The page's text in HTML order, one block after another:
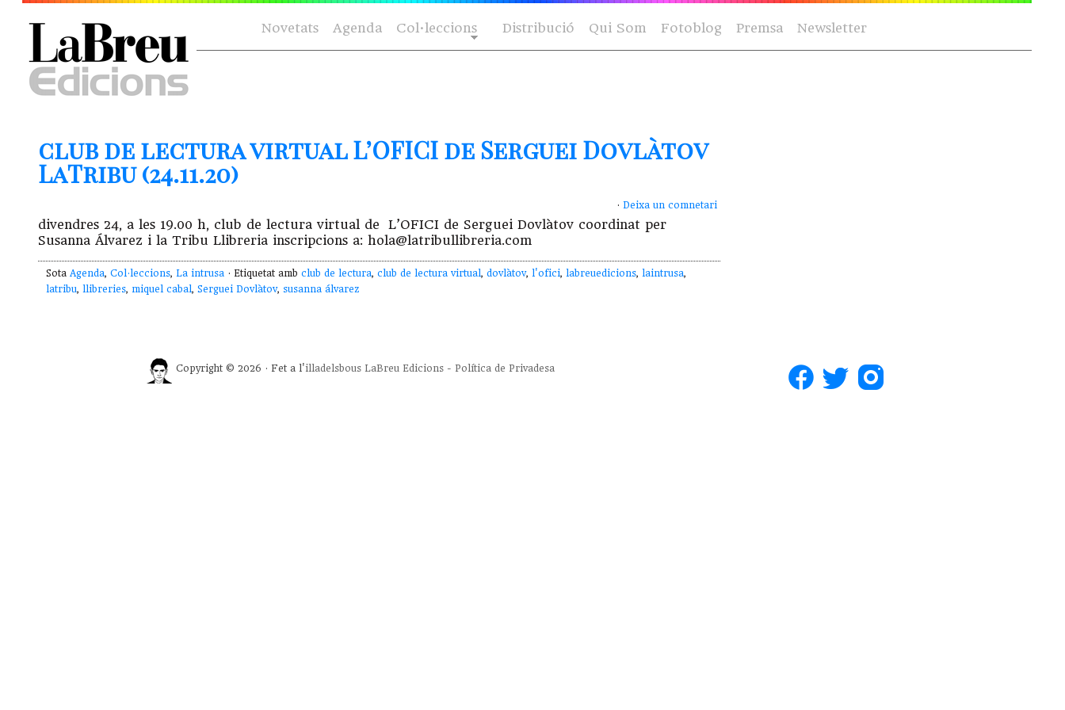
Novetats Agenda Col·leccions Distribució Qui Som Fotoblog Premsa Newsletter
club de lectura virtual L’OFICI de Serguei Dovlàtov
LaTribu (24.11.20)
· Deixa un comnetari
divendres 24, a les 19.00 h, club de lectura virtual de L’OFICI de Serguei Dovlàtov coordinat per
Susanna Álvarez i la Tribu Llibreria inscripcions a: hola@latribullibreria.com
Sota Agenda, Col·leccions, La intrusa · Etiquetat amb club de lectura, club de lectura virtual, dovlàtov, l'ofici, labreuedicions, laintrusa,
latribu, llibreries, miquel cabal, Serguei Dovlàtov, susanna álvarez
Copyright © 2026 · Fet a l'illadelsbous LaBreu Edicions - Política de Privadesa